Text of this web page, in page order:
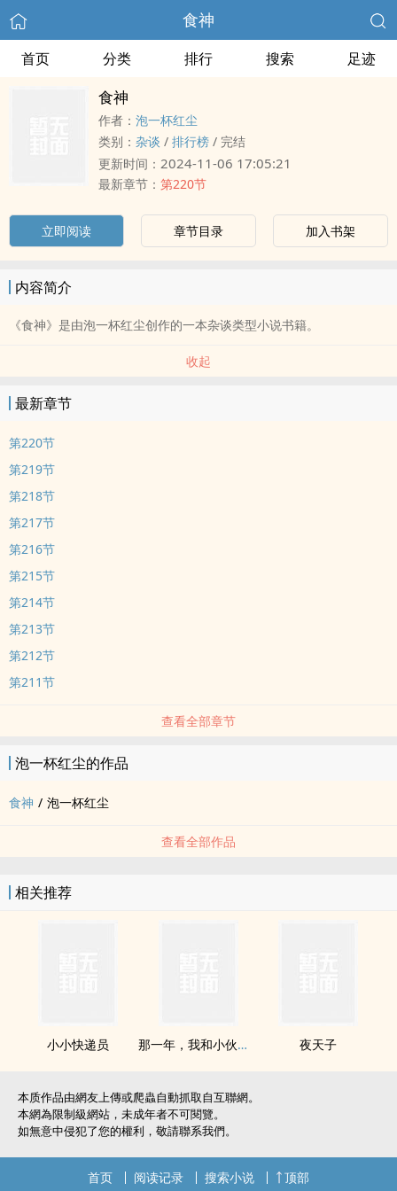
食神
首页 分类 排行 搜索 足迹
食神
作者： 泡一杯红尘
类别： 杂谈 / 排行榜 / 完结
更新时间： 2024-11-06 17:05:21
最新章节： 第220节
立即阅读 章节目录 加入书架
内容简介
《食神》是由泡一杯红尘创作的一本杂谈类型小说书籍。
收起
最新章节
第220节
第219节
第218节
第217节
第216节
第215节
第214节
第213节
第212节
第211节
查看全部章节
泡一杯红尘的作品
食神 / 泡一杯红尘
查看全部作品
相关推荐
小小快递员 那一年，我和小伙伴做了件伟大的事 夜天子
本质作品由網友上傳或爬蟲自動抓取自互聯網。
本網為限制級網站，未成年者不可閱覽。
如無意中侵犯了您的權利，敬請聯系我們。
首页 阅读记录 搜索小说 顶部